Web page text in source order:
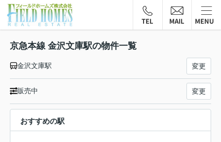
TEL MAIL MENU
京急本線 金沢文庫駅の物件一覧
金沢文庫駅 変更
販売中 変更
おすすめの駅